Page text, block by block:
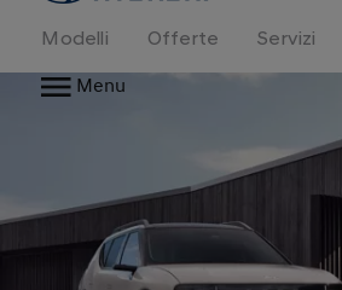
Modelli Offerte Servizi
Menu